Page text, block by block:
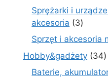
Sprężarki i
akcesoria
33
Sprzęt i akcesoria
Hobby&gadżety 34
Baterie,